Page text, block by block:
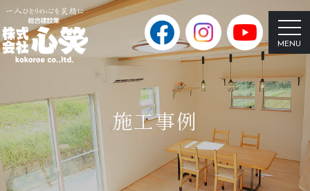
施工事例